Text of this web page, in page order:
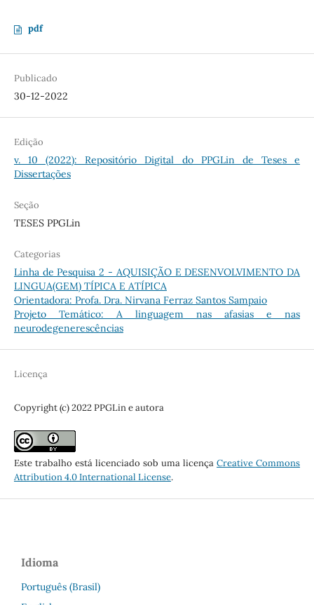
pdf
Publicado
30-12-2022
Edição
v. 10 (2022): Repositório Digital do PPGLin de Teses e
Dissertações
Seção
TESES PPGLin
Categorias
Linha de Pesquisa 2 - AQUISIÇÃO E DESENVOLVIMENTO DA
LINGUA(GEM) TÍPICA E ATÍPICA
Orientadora: Profa. Dra. Nirvana Ferraz Santos Sampaio
Projeto Temático: A linguagem nas afasias e nas
neurodegenerescências
Licença
Copyright (c) 2022 PPGLin e autora
Este trabalho está licenciado sob uma licençaCreative Commons
Attribution 4.0 International License.
Idioma
Português (Brasil)